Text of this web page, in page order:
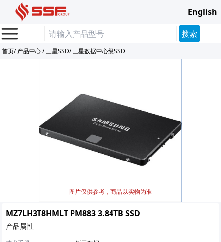
English
首页/产品中心/三星SSD/三星数据中心级SSD
图片仅供参考，商品以实物为准
MZ7LH3T8HMLT PM883 3.84TB SSD
产品属性